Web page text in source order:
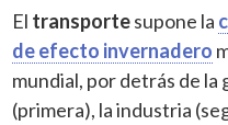
El transportesupone la
de efecto invernadero
mundial, por detrás de
(primera), la industria